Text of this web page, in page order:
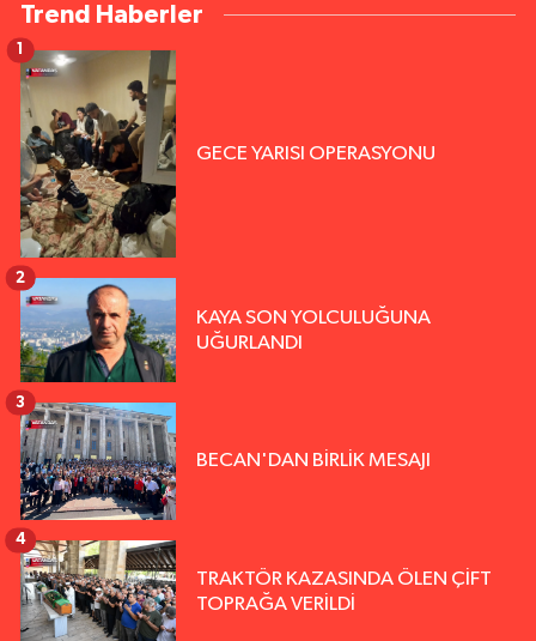
Trend Haberler
GECE YARISI OPERASYONU
1
KAYA SON YOLCULUĞUNA
UĞURLANDI
2
BECAN'DAN BİRLİK MESAJI
3
TRAKTÖR KAZASINDA ÖLEN ÇİFT
TOPRAĞA VERİLDİ
4